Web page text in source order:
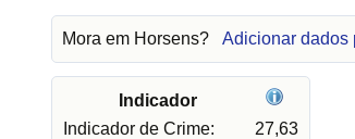
Mora em Horsens? Adicionar dados
Indicador
Indicador de Crime:
27,63